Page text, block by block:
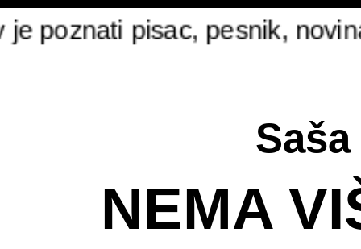
pisac, pesnik, novinar
NEMA